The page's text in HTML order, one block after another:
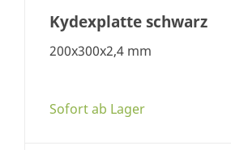
Kydexplatte schwarz
200x300x2,4 mm
Sofort ab Lager